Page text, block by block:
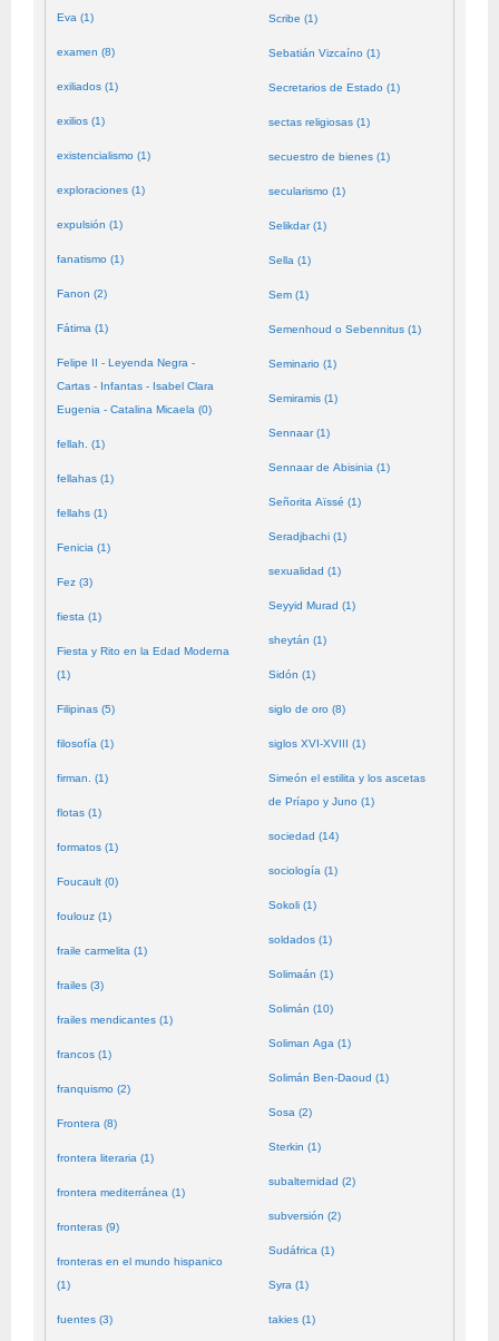
Eva (1)
examen (8)
exiliados (1)
exilios (1)
existencialismo (1)
exploraciones (1)
expulsión (1)
fanatismo (1)
Fanon (2)
Fátima (1)
Felipe II - Leyenda Negra -
Cartas - Infantas - Isabel Clara
Eugenia - Catalina Micaela (0)
fellah. (1)
fellahas (1)
fellahs (1)
Fenicia (1)
Fez (3)
fiesta (1)
Fiesta y Rito en la Edad Moderna
(1)
Filipinas (5)
filosofía (1)
firman. (1)
flotas (1)
formatos (1)
Foucault (0)
foulouz (1)
fraile carmelita (1)
frailes (3)
frailes mendicantes (1)
francos (1)
franquismo (2)
Frontera (8)
frontera literaria (1)
frontera mediterránea (1)
fronteras (9)
fronteras en el mundo hispanico
(1)
fuentes (3)
Scribe (1)
Sebatián Vizcaíno (1)
Secretarios de Estado (1)
sectas religiosas (1)
secuestro de bienes (1)
secularismo (1)
Selikdar (1)
Sella (1)
Sem (1)
Semenhoud o Sebennitus (1)
Seminario (1)
Semiramis (1)
Sennaar (1)
Sennaar de Abisinia (1)
Señorita Aïssé (1)
Seradjbachi (1)
sexualidad (1)
Seyyid Murad (1)
sheytán (1)
Sidón (1)
siglo de oro (8)
siglos XVI-XVIII (1)
Simeón el estilita y los ascetas
de Príapo y Juno (1)
sociedad (14)
sociología (1)
Sokoli (1)
soldados (1)
Solimaán (1)
Solimán (10)
Soliman Aga (1)
Solimán Ben-Daoud (1)
Sosa (2)
Sterkin (1)
subalternidad (2)
subversión (2)
Sudáfrica (1)
Syra (1)
takies (1)